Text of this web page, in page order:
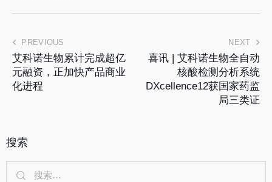
PREVIOUS
艾科诺生物累计完成超亿
元融资，正加快产品商业
化进程
NEXT
喜讯 | 艾科诺生物全自动
核酸检测分析系统
DXcellence12获国家药监
局三类证
搜索